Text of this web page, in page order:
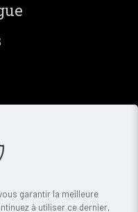
garantir la meilleure
à utiliser ce dernier,